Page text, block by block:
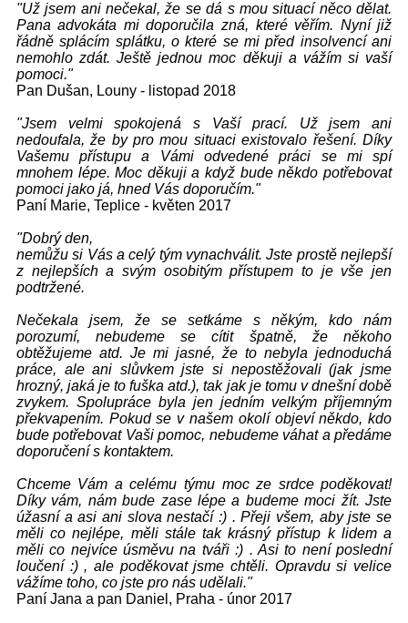
"Už jsem ani nečekal, že se dá s mou situací něco dělat.
Pana advokáta mi doporučila zná, které věřím. Nyní již
řádně splácím splátku, o které se mi před insolvencí ani
nemohlo zdát. Ještě jednou moc děkuji a vážím si vaší
pomoci."
Pan Dušan, Louny - listopad 2018
"Jsem velmi spokojená s Vaší prací. Už jsem ani
nedoufala, že by pro mou situaci existovalo řešení. Díky
Vašemu přístupu a Vámi odvedené práci se mi spí
mnohem lépe. Moc děkuji a když bude někdo potřebovat
pomoci jako já, hned Vás doporučím."
Paní Marie, Teplice - květen 2017
"Dobrý den,
nemůžu si Vás a celý tým vynachválit. Jste prostě nejlepší
z nejlepších a svým osobitým přístupem to je vše jen
podtržené.
Nečekala jsem, že se setkáme s někým, kdo nám
porozumí, nebudeme se cítit špatně, že někoho
obtěžujeme atd. Je mi jasné, že to nebyla jednoduchá
práce, ale ani slůvkem jste si nepostěžovali (jak jsme
hrozný, jaká je to fuška atd.), tak jak je tomu v dnešní době
zvykem. Spolupráce byla jen jedním velkým příjemným
překvapením. Pokud se v našem okolí objeví někdo, kdo
bude potřebovat Vaši pomoc, nebudeme váhat a předáme
doporučení s kontaktem.
Chceme Vám a celému týmu moc ze srdce poděkovat!
Díky vám, nám bude zase lépe a budeme moci žít. Jste
úžasní a asi ani slova nestačí :) . Přeji všem, aby jste se
měli co nejlépe, měli stále tak krásný přístup k lidem a
měli co nejvíce úsměvu na tváři :) . Asi to není poslední
loučení :) , ale poděkovat jsme chtěli. Opravdu si velice
vážíme toho, co jste pro nás udělali."
Paní Jana a pan Daniel, Praha - únor 2017